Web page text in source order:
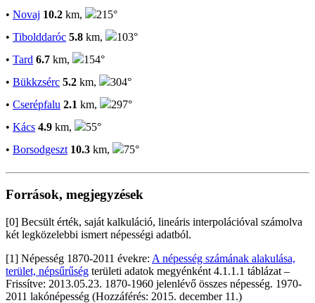
• Novaj 10.2 km,
215°
• Tibolddaróc 5.8 km,
103°
• Tard 6.7 km,
154°
• Bükkzsérc 5.2 km,
304°
• Cserépfalu 2.1 km,
297°
• Kács 4.9 km,
55°
• Borsodgeszt 10.3 km, 75°
Források, megjegyzések
[0] Becsült érték, saját kalkuláció, lineáris interpolációval számolva
két legközelebbi ismert népességi adatból.
[1] Népesség 1870-2011 évekre: A népesség számának alakulása,
terület, népsűrűség területi adatok megyénként 4.1.1.1 táblázat –
Frissítve: 2013.05.23. 1870-1960 jelenlévő összes népesség. 1970-
2011 lakónépesség (Hozzáférés: 2015. december 11.)